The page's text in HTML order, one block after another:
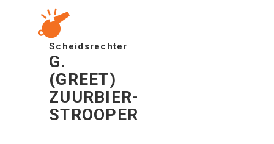
Scheidsrechter
G.
(GREET)
ZUURBIER-
STROOPER